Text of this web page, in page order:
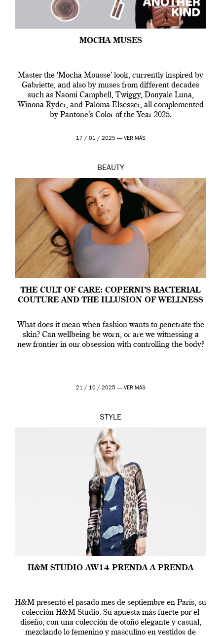
MOCHA MUSES
Master the ‘Mocha Mousse’ look, currently inspired by
Gabriette, and also by muses from different decades
such as Naomi Campbell, Twiggy, Donyale Luna,
Winona Ryder, and Paloma Elsesser, all complemented
by Pantone’s Color of the Year 2025.
17 / 01 / 2025 — VER MÁS
BEAUTY
THE CULT OF CARE: COPERNI’S BACTERIAL
COUTURE AND THE ILLUSION OF WELLNESS
What does it mean when fashion wants to penetrate the
skin? Can wellbeing be worn, or are we witnessing a
new frontier in our obsession with controlling the body?
21 / 10 / 2025 — VER MÁS
STYLE
H&M STUDIO AW14 PRENDA A PRENDA
H&M presentó el pasado mes de septiembre en París, su
colección H&M Studio. Su apuesta más fuerte por el
diseño, con una colección de otoño elegante y casual,
mezclando lo femenino y masculino en vestidos de